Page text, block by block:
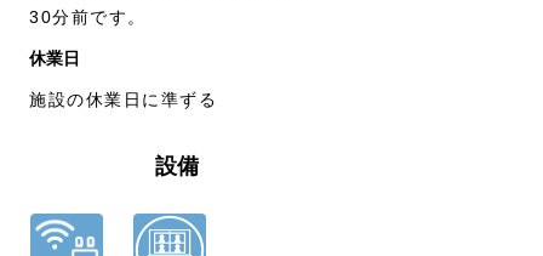
30分前です。
休業日
施設の休業日に準ずる
設備